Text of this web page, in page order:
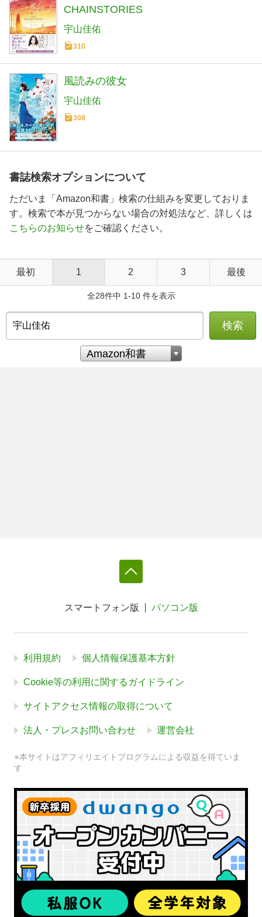
CHAINSTORIES
宇山佳佑
310
風読みの彼女
宇山佳佑
308
書誌検索オプションについて
ただいま「Amazon和書」検索の仕組みを変更しておりま
す。検索で本が見つからない場合の対処法など、詳しくは
こちらのお知らせをご確認ください。
最初 1 2 3 最後
全28件中 1-10 件を表示
検索
スマートフォン版 パソコン版
利用規約 個人情報保護基本方針
Cookie等の利用に関するガイドライン
サイトアクセス情報の取得について
法人・プレスお問い合わせ 運営会社
※本サイトはアフィリエイトプログラムによる収益を得ていま
す